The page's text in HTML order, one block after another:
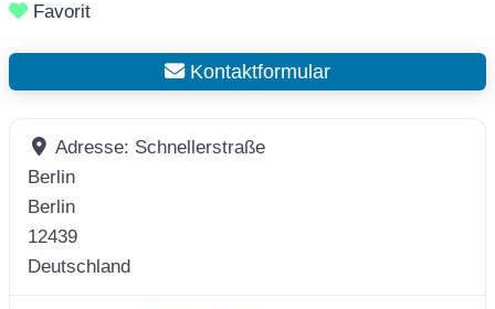
Favorit
Kontaktformular
Adresse: Schnellerstraße
Berlin
Berlin
12439
Deutschland